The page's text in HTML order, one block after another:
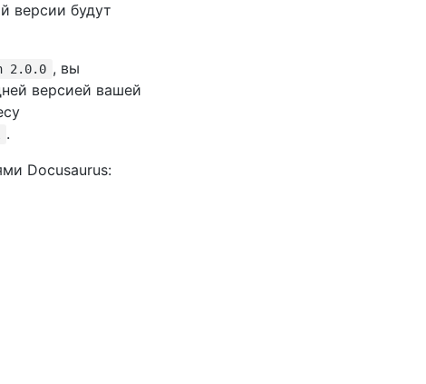
версии будут
2.0.0 , вы
версией вашей
.
Docusaurus: